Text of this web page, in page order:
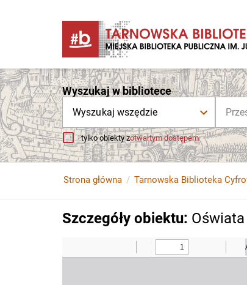
Wyszukaj w bibliotece
Wyszukaj wszędzie
tylko obiekty zotwartym dostępem
Strona główna Tarnowska Biblioteka
Szczegóły obiektu: